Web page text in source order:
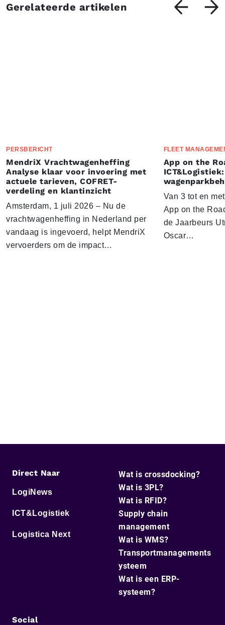
Gerelateerde artikelen
PERSBERICHT
MendriX Vrachtwagenheffing
Analyse klaar voor invoering met
actuele tarieven, COFRET-
verdeling en klantinzicht
Amsterdam, 1 juli 2026 – Nu de
vrachtwagenheffing in Nederland per
vandaag is ingevoerd, helpt MendriX
vervoerders om de impact…
FLEET
App on the
Van 3 tot en
App on the
de Jaarbeurs
Oscar…
Direct Naar
LogiNews
ICT&Logistiek
Logistica Next
Wat is crossdocking?
Wat is 3PL?
Wat is RFID?
Supply chain
management
Wat is WMS?
Transportmanagements
ysteem
Wat is een ERP-
systeem?
Social